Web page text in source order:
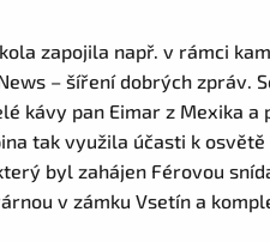
zapojila např. v rámci
– šíření dobrých
kávy pan Eimar z Mexika a
tak využila účasti k
byl zahájen Férovou
v zámku Vsetín a